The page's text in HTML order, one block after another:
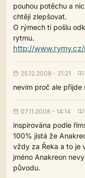
pouhou potěchu a
chtějí zlepšovat.
O rýmech ti pošlu
rytmu.
http://
25.12.2008 - 21:21
nevim proč ale přijde
07.11.2008 - 14:14
inspirována podle
100% jistá že
vždy za Řeka a to je
jméno Anakreon
původu.